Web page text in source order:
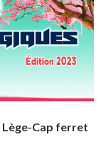
Cap ferret